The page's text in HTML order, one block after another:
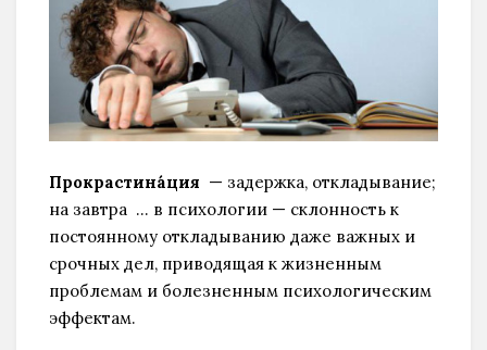
Прокрастина́ция — задержка, откладывание;
на завтра … в психологии — склонность к
постоянному откладыванию даже важных и
срочных дел, приводящая к жизненным
проблемам и болезненным психологическим
эффектам.